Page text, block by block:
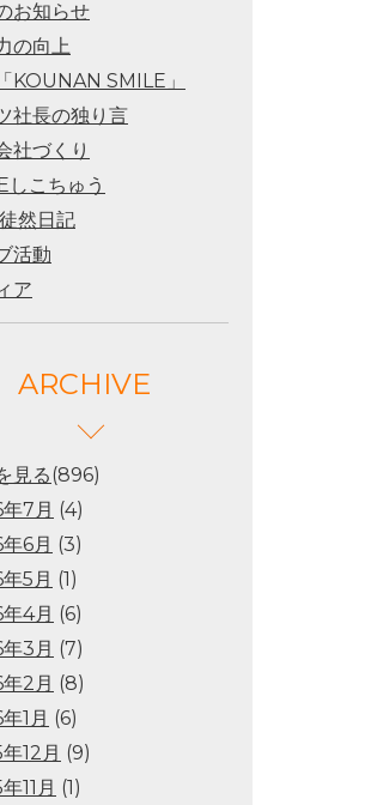
お知らせ
の向上
KOUNAN SMILE」
社長の独り言
社づくり
しこちゅう
然日記
活動
ア
ARCHIVE
見る(896)
7月 (4)
6月 (3)
5月 (1)
4月 (6)
3月 (7)
2月 (8)
1月 (6)
12月 (9)
11月 (1)